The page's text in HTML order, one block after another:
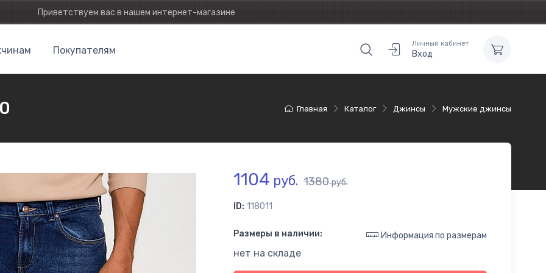
Приветствуем вас в нашем интернет-магазине
Личный кабинет
Вход
Покупателям
Главная Каталог Джинсы Мужские джинсы
1104 руб. 1380руб.
ID: 118011
Размеры в наличии: Информация по размерам
нет на складе